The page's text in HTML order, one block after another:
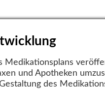
Medikationsplans
und Apotheken
des